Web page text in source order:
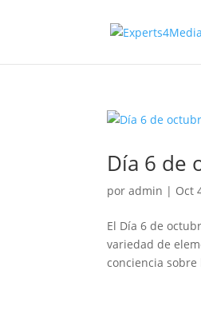
Día 6 de
poradmin | Oct
El Día 6 de
variedad de
conciencia